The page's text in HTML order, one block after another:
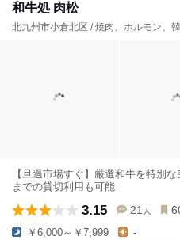
和牛処 肉松
北九州市小倉北区 / 焼肉、ホルモン、
【旦過市場すぐ】厳選和牛を特別
までの貸切利用も可能
3.15 21 人
￥6,000～￥7,999 -